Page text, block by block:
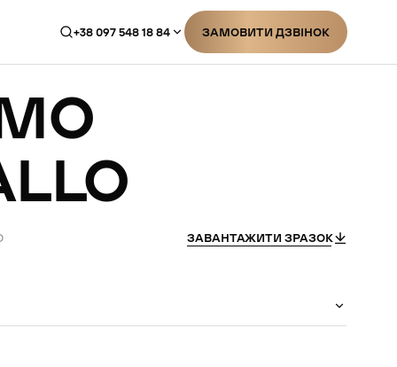
+38 097 548 18 84 ЗАМОВИТИ ДЗВІНОК
ЗАВАНТАЖИТИ ЗРАЗОК